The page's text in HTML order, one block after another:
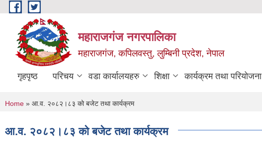
Skip to main content
महाराजगंज नगरपालिका
महाराजगंज, कपिलवस्तु, लुम्बिनी प्रदेश, नेपाल
गृहपृष्ठ परिचय वडा कार्यालयहरु शिक्षा कार्यक्रम तथा परियोजना
You are here
Home » आ.व. २०८२।८३ को बजेट तथा कार्यक्रम
आ.व. २०८२।८३ को बजेट तथा कार्यक्रम